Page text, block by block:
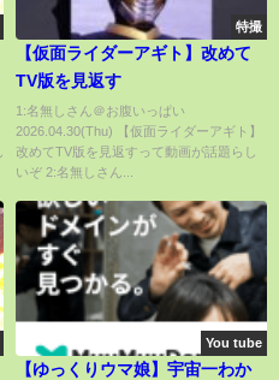
特撮
【仮面ライダーアギト】改めて
TV版を見返す
1:名無しさん＠お腹いっぱい
2026.04.30(Thu) 【仮面ライダーアギト】
改めてTV版を見返すって動画が話題らし
いぞ 2:名無しさん...
You tube
【ゆっくりウマ娘】宇宙一わか